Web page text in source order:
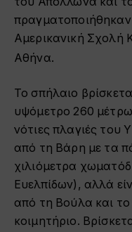
Αμερικανική Σχολή
Αθήνα.
Το σπήλαιο
υψόμετρο 260
νότιες πλαγιές του
από τη Βάρη με τα
χιλιόμετρα
Ευελπίδων), αλλά
από τη Βούλα και το
κοιμητήριο.